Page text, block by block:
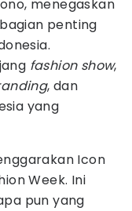
menegaskan
penting
fashion show,
, dan
yang
Icon
Week. Ini
pun yang